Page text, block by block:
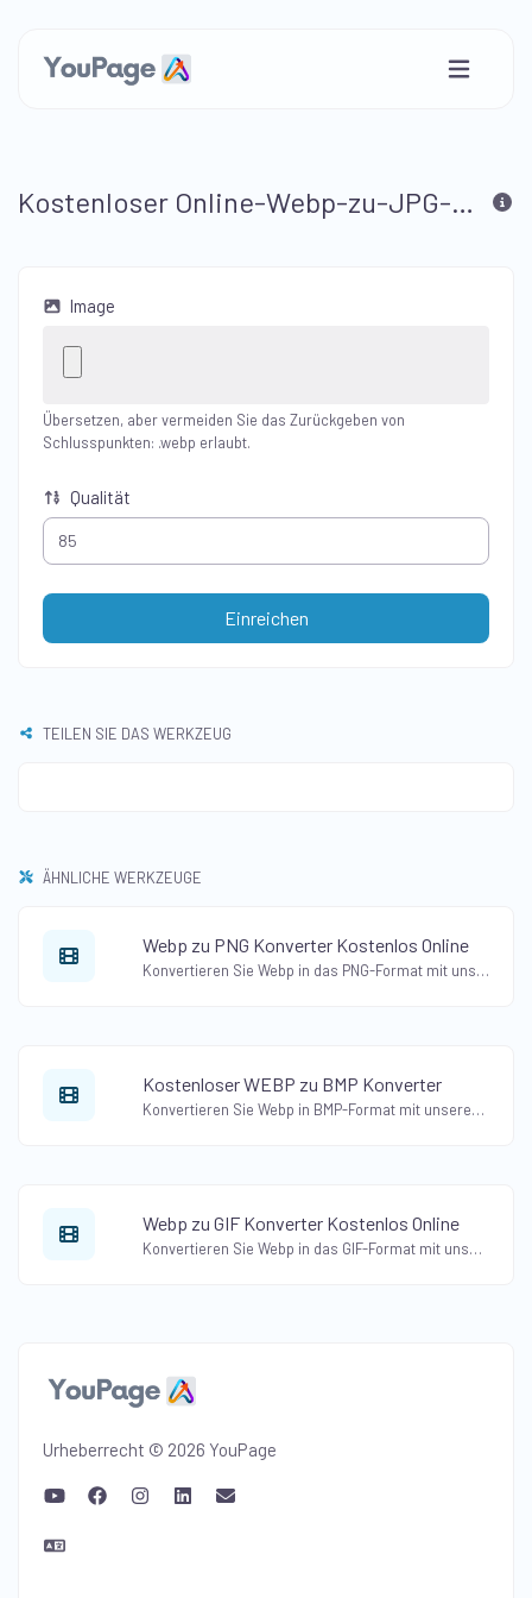
Kostenloser Online-Webp-zu-JPG-Konverter
Image
Übersetzen, aber vermeiden Sie das Zurückgeben von
Schlusspunkten: .webp erlaubt.
Qualität
Einreichen
TEILEN SIE DAS WERKZEUG
ÄHNLICHE WERKZEUGE
Webp zu PNG Konverter Kostenlos Online
Konvertieren Sie Webp in das PNG-Format mit unserem kostenlosen Online-Webp-zu-PNG-Konverter. Ändern Sie Webp-Bilder in das PNG-Format, während die Transparenz erhalten bleibt.
Kostenloser WEBP zu BMP Konverter
Konvertieren Sie Webp in BMP-Format mit unserem kostenlosen Online-Webp-zu-BMP-Konverter. Konvertieren Sie Webp-Bilder mühelos in das Bitmap-Format.
Webp zu GIF Konverter Kostenlos Online
Konvertieren Sie Webp in das GIF-Format mit unserem kostenlosen Online-Webp-zu-GIF-Konverter. Erstellen Sie ganz einfach animierte GIFs aus Webp-Bildern.
Urheberrecht © 2026 YouPage